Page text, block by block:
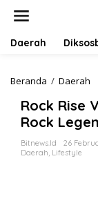
Daerah
Beranda / Daerah
c
k
R
i
Rock Rise
Rock
Bitnews.id
26
Daerah, Lifestyle